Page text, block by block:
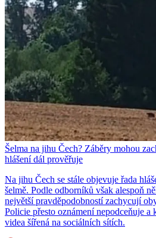
Šelma na jihu Čech? Záběry mohou
hlášení dál prověřuje
Na jihu Čech se stále objevuje řada
šelmě. Podle odborníků však alespoň
největší pravděpodobností zachycují
Policie přesto oznámení nepodceňuje
videa šířená na sociálních sítích.